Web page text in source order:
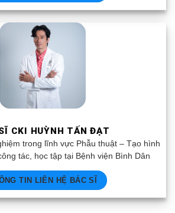
CKI HUỲNH TẤN ĐẠT
trong lĩnh vực Phẫu thuật – Tạo hình
tác, học tập tại Bệnh viện Bình Dân
TIN LIÊN HỆ BÁC SĨ